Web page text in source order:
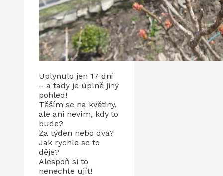
Uplynulo jen 17 dní
– a tady je úplně jiný
pohled!
Těším se na květiny,
ale ani nevím, kdy to
bude?
Za týden nebo dva?
Jak rychle se to
děje?
Alespoň si to
nenechte ujít!